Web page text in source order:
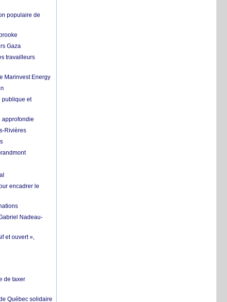
populaire de
Gaza
travailleurs
Marinvest Energy
publique et
approfondie
Rivières
encadrer le
Nadeau-
et ouvert »,
de taxer
Québec solidaire